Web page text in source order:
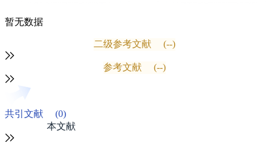
暂无数据
二级参考文献 (--)
参考文献 (--)
共引文献
(0)
本文献